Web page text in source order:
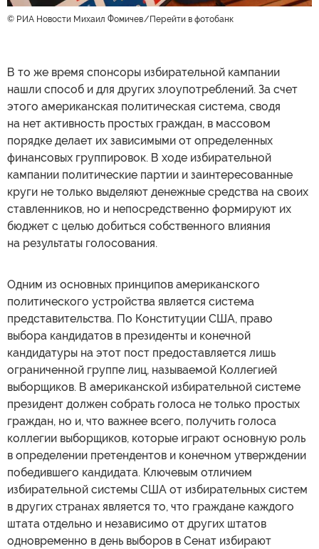
© РИА Новости Михаил Фомичев Перейти в фотобанк
В то же время спонсоры избирательной кампании
нашли способ и для других злоупотреблений. За счет
этого американская политическая система, сводя
на нет активность простых граждан, в массовом
порядке делает их зависимыми от определенных
финансовых группировок. В ходе избирательной
кампании политические партии и заинтересованные
круги не только выделяют денежные средства на своих
ставленников, но и непосредственно формируют их
бюджет с целью добиться собственного влияния
на результаты голосования.
Одним из основных принципов американского
политического устройства является система
представительства. По Конституции США, право
выбора кандидатов в президенты и конечной
кандидатуры на этот пост предоставляется лишь
ограниченной группе лиц, называемой Коллегией
выборщиков. В американской избирательной системе
президент должен собрать голоса не только простых
граждан, но и, что важнее всего, получить голоса
коллегии выборщиков, которые играют основную роль
в определении претендентов и конечном утверждении
победившего кандидата. Ключевым отличием
избирательной системы США от избирательных систем
в других странах является то, что граждане каждого
штата отдельно и независимо от других штатов
одновременно в день выборов в Сенат избирают